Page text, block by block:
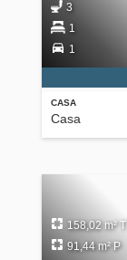
CASA
Casa
3
1
1
158,02 m² T
91,44 m² P